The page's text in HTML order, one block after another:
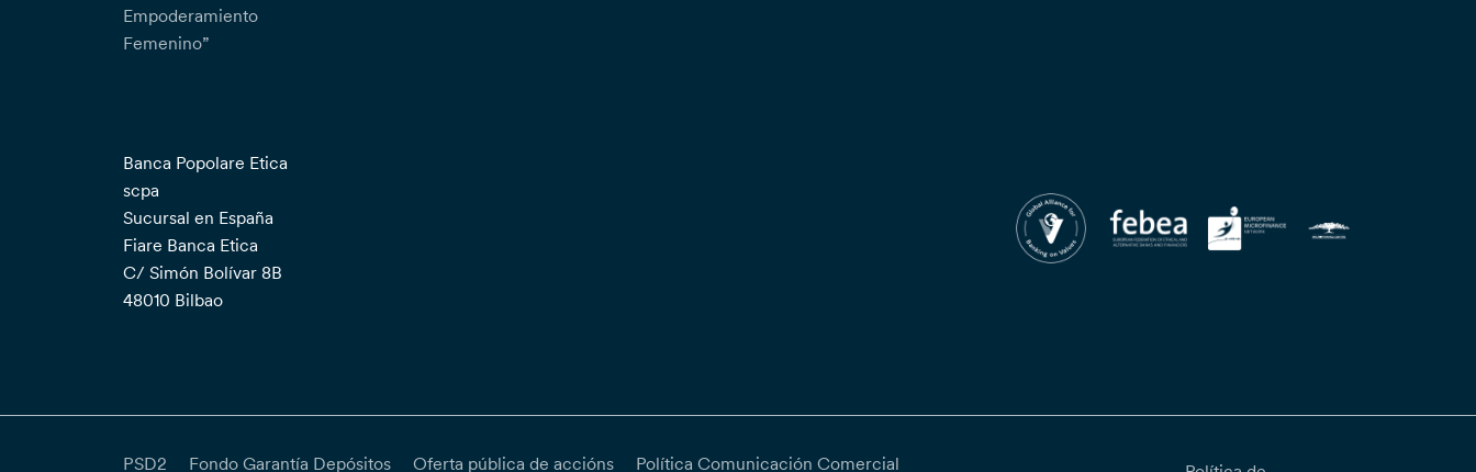
Empoderamiento
Femenino”
Banca Popolare Etica
scpa
Sucursal en España
Fiare Banca Etica
C/ Simón Bolívar 8B
48010 Bilbao
PSD2 Fondo Garantía Depósitos Oferta pública de accións Política Comunicación Comercial